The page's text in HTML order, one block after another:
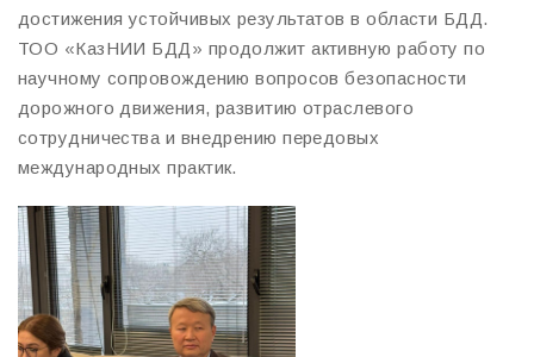
достижения устойчивых результатов в области БДД.
ТОО «КазНИИ БДД» продолжит активную работу по
научному сопровождению вопросов безопасности
дорожного движения, развитию отраслевого
сотрудничества и внедрению передовых
международных практик.